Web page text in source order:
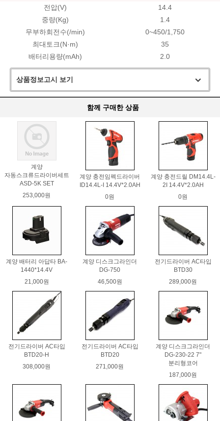
전압(V)
14.4
중량(Kg)
1.4
무부하회전수(/min)
0~450/1,750
최대토크(N·m)
35
배터리용량(mAh)
2.0
상품정보고시 보기
함께 구매한 상품
계양
자동스크류드라이버세트
ASD-5K SET
253,000원
계양 충전임펙드라이버
ID14.4L-I 14.4V*2.0AH
0원
계양 충전드릴 DM14.4L-
2I 14.4V*2.0AH
0원
계양 배터리 아답타 BA-
1440*14.4V
21,000원
계양 디스크그라인더
DG-750
46,500원
전기드라이버 AC타입
BTD30
289,000원
전기드라이버 AC타입
BTD20-H
308,000원
전기드라이버 AC타입
BTD20
271,000원
계양 디스크그라인더
DG-230-22 7"
분리형코어
187,000원